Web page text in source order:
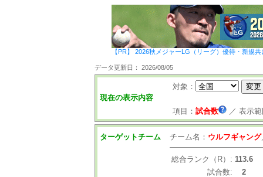
【PR】 2026秋メジャーLG（リーグ）優待・新規
データ更新日： 2026/08/05
現在の表示内容
対象：
項目： 試合数 ／ 表示
ターゲットチーム チーム名： ウルフギャング
総合ランク（R）: 113.6
試合数:
2